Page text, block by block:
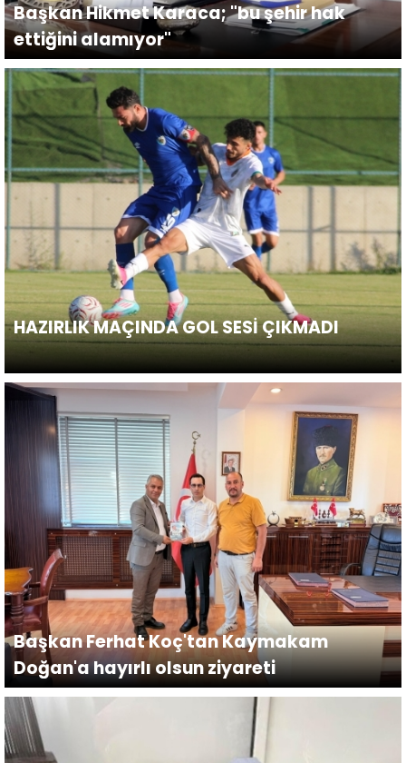
Başkan Hikmet Karaca; "bu şehir hak
ettiğini alamıyor"
HAZIRLIK MAÇINDA GOL SESİ ÇIKMADI
Başkan Ferhat Koç'tan Kaymakam
Doğan'a hayırlı olsun ziyareti